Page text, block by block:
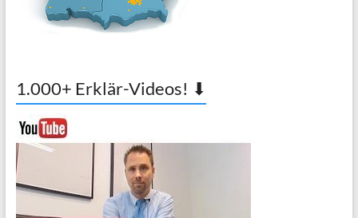
1.000+ Erklär-Videos! ⬇